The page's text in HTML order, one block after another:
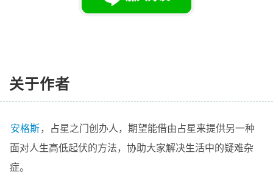
关于作者
安格斯， 占星之门创办人，期望能借由占星来提供另一种
面对人生高低起伏的方法，协助大家解决生活中的疑难杂
症。